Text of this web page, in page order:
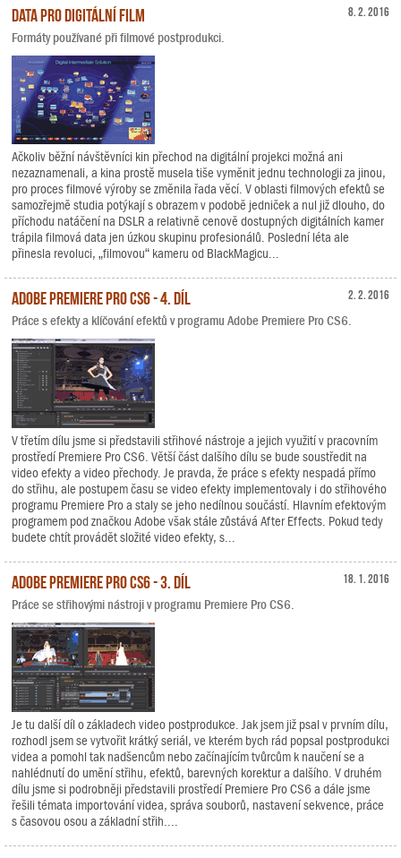
8. 2. 2016
Data pro digitální film
Formáty používané při filmové postprodukci.
Ačkoliv běžní návštěvníci kin přechod na digitální projekci možná ani
nezaznamenali, a kina prostě musela tiše vyměnit jednu technologii za jinou,
pro proces filmové výroby se změnila řada věcí. V oblasti filmových efektů se
samozřejmě studia potýkají s obrazem v podobě jedniček a nul již dlouho, do
příchodu natáčení na DSLR a relativně cenově dostupných digitálních kamer
trápila filmová data jen úzkou skupinu profesionálů. Poslední léta ale
přinesla revoluci, „filmovou“ kameru od BlackMagicu...
2. 2. 2016
Adobe Premiere Pro CS6 - 4. díl
Práce s efekty a klíčování efektů v programu Adobe Premiere Pro CS6.
V třetím dílu jsme si představili střihové nástroje a jejich využití v pracovním
prostředí Premiere Pro CS6. Větší část dalšího dílu se bude soustředit na
video efekty a video přechody. Je pravda, že práce s efekty nespadá přímo
do střihu, ale postupem času se video efekty implementovaly i do střihového
programu Premiere Pro a staly se jeho nedílnou součástí. Hlavním efektovým
programem pod značkou Adobe však stále zůstává After Effects. Pokud tedy
budete chtít provádět složité video efekty, s...
18. 1. 2016
Adobe Premiere Pro CS6 - 3. díl
Práce se střihovými nástroji v programu Premiere Pro CS6.
Je tu další díl o základech video postprodukce. Jak jsem již psal v prvním dílu,
rozhodl jsem se vytvořit krátký seriál, ve kterém bych rád popsal postprodukci
videa a pomohl tak nadšencům nebo začínajícím tvůrcům k naučení se a
nahlédnutí do umění střihu, efektů, barevných korektur a dalšího. V druhém
dílu jsme si podrobněji představili prostředí Premiere Pro CS6 a dále jsme
řešili témata importování videa, správa souborů, nastavení sekvence, práce
s časovou osou a základní střih....